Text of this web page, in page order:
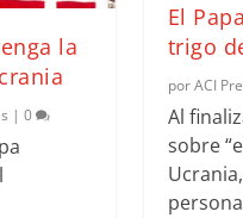
la
|0
El
trigo
porACI
Al
sobre